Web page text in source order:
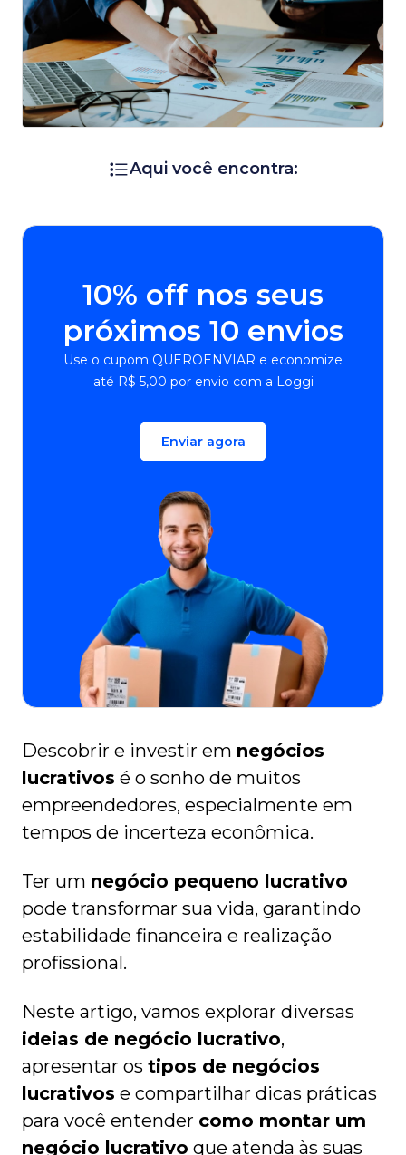
Aqui você encontra:
10% off nos seus
próximos 10 envios
Use o cupom QUEROENVIAR e economize
até R$ 5,00 por envio com a Loggi
Enviar agora
Descobrir e investir em negócios
lucrativos é o sonho de muitos
empreendedores, especialmente em
tempos de incerteza econômica.
Ter um negócio pequeno lucrativo
pode transformar sua vida, garantindo
estabilidade financeira e realização
profissional.
Neste artigo, vamos explorar diversas
ideias de negócio lucrativo,
apresentar os tipos de negócios
lucrativos e compartilhar dicas práticas
para você entender como montar um
negócio lucrativo que atenda às suas